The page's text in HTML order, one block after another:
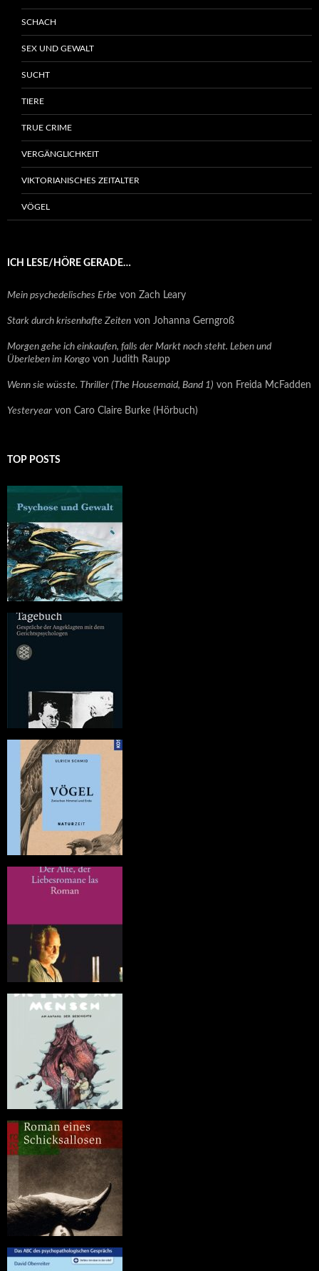
SCHACH
SEX UND GEWALT
SUCHT
TIERE
TRUE CRIME
VERGÄNGLICHKEIT
VIKTORIANISCHES ZEITALTER
VÖGEL
ICH LESE/HÖRE GERADE…
Mein psychedelisches Erbe von Zach Leary
Stark durch krisenhafte Zeiten von Johanna Gerngroß
Morgen gehe ich einkaufen, falls der Markt noch steht. Leben und
Überleben im Kongo von Judith Raupp
Wenn sie wüsste. Thriller (The Housemaid, Band 1) von Freida McFadden
Yesteryear von Caro Claire Burke (Hörbuch)
TOP POSTS